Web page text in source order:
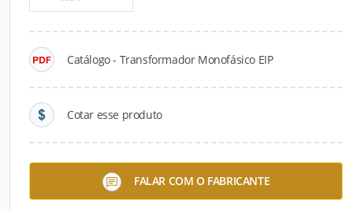
Catálogo - Transformador Monofásico EIP
Cotar esse produto
FALAR COM O FABRICANTE
Detalhes do produto
O Transformador Monofásico EIP, desenvolvido
bicromatizadas. Atura até 80°C. Trabalha com
tensão de até 600 V, classe de tensão de 0,6 kV e